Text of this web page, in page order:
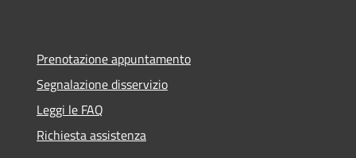
Prenotazione appuntamento
Segnalazione disservizio
Leggi le FAQ
Richiesta assistenza